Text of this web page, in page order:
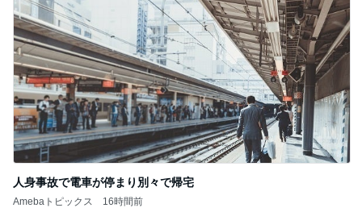
人身事故で電車が停まり別々で帰宅
Amebaトピックス 16時間前